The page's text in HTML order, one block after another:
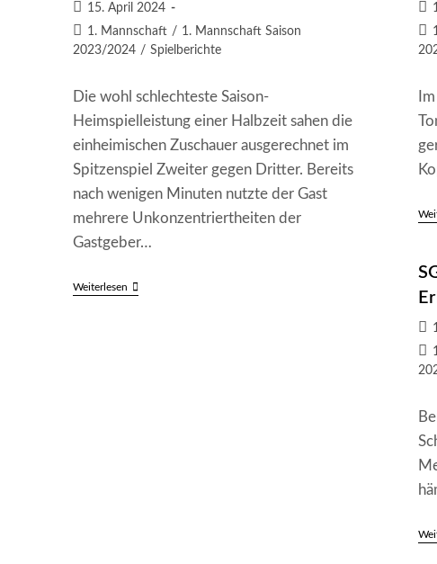
Beitrag
veröffentlicht:
15. April 2024
Beitrags-
Kategorie:
1. Mannschaft / 1. Mannschaft Saison
2023/2024 / Spielberichte
Die wohl schlechteste Saison-
Heimspielleistung einer Halbzeit sahen die
einheimischen Zuschauer ausgerechnet im
Spitzenspiel Zweiter gegen Dritter. Bereits
nach wenigen Minuten nutzte der Gast
mehrere Unkonzentriertheiten der
Gastgeber…
WeiterlesenSG